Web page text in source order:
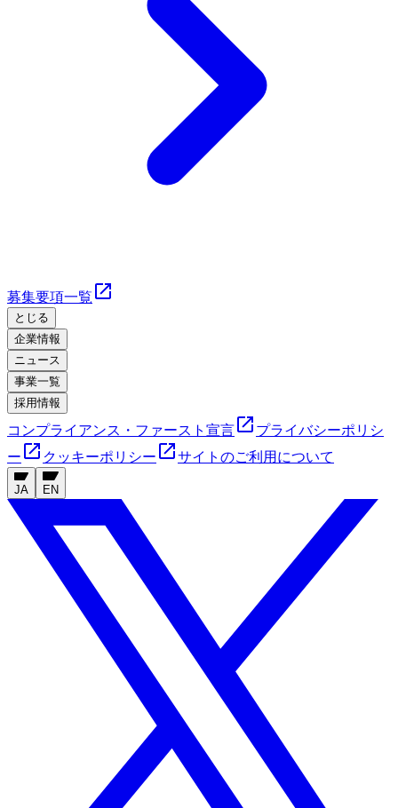
募集要項一覧
とじる
企業情報
ニュース
事業一覧
採用情報
コンプライアンス・ファースト宣言
プライバシーポリシ
ー
クッキーポリシー サイトのご利用について
JA EN